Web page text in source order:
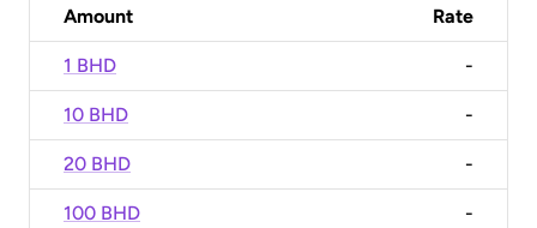
Amount Rate
1 BHD -
10 BHD -
20 BHD -
100 BHD -